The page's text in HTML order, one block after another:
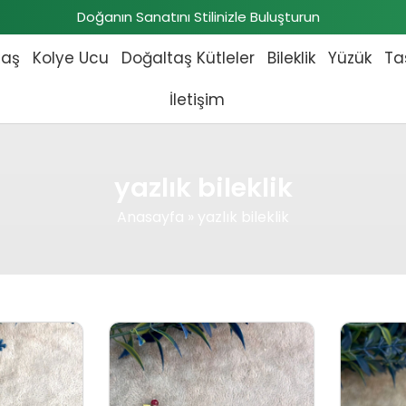
Doğanın Sanatını Stilinizle Buluşturun
Kolye Ucu Doğaltaş Kütleler Bileklik Yüzük
İletişim
₺1.886,00.
Şu andaki fiyat: ₺1.725,00. Orijinal fiyat: ₺1.886,00.
Şu andaki fiyat: ₺1.725,00.